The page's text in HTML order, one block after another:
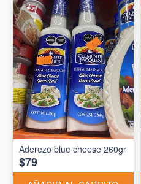
Aderezo blue cheese 260gr
$79